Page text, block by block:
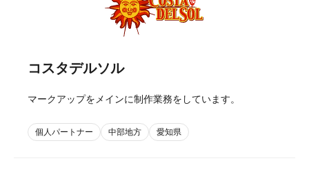
コスタデルソル
マークアップをメインに制作業務をしています。
個人パートナー 中部地方 愛知県